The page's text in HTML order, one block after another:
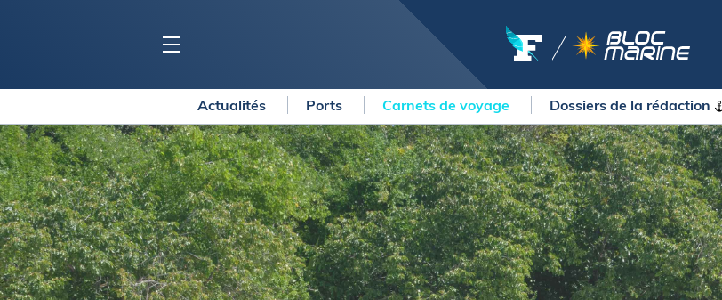
BLOC MARINE
Ports
Carnets de voyage
Dossiers de la rédaction
Collection Bloc Marine
Application Bloc Marine
Règlementation
COURSES
Courses au large
Régates
La Solitaire du Figaro Paprec
Transat Paprec
Vendée Globe
Arkea Ultim Challenge
MÉTÉO MARINE
LIFESTYLE
Shopping
Culture nautique
Gastronomie
Blogs
Actualités Ports Carnets de voyage Dossiers de la rédaction